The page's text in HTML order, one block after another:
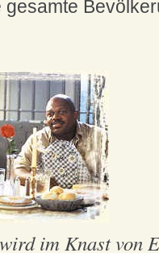
gesamte
im Knast von